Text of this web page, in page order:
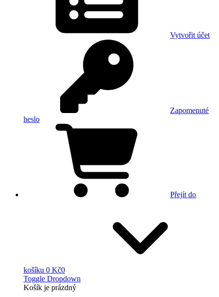
Vytvořit účet
Zapomenuté
heslo
Přejít do
košíku 0 Kč0
Toggle Dropdown
Košík je prázdný